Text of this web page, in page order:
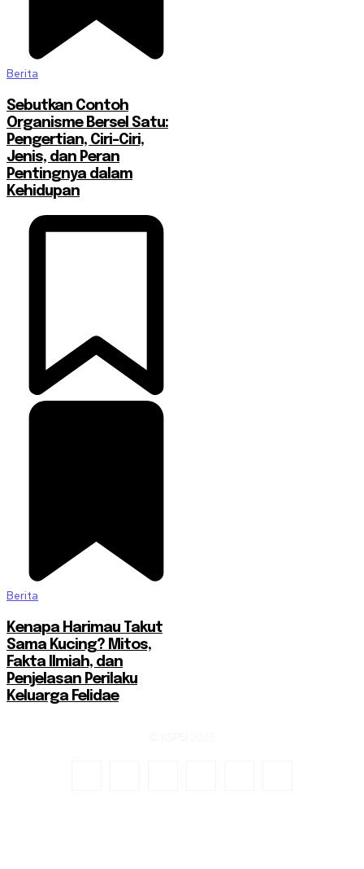
Berita
Sebutkan Contoh
Organisme Bersel Satu:
Pengertian, Ciri-Ciri,
Jenis, dan Peran
Pentingnya dalam
Kehidupan
Berita
Kenapa Harimau Takut
Sama Kucing? Mitos,
Fakta Ilmiah, dan
Penjelasan Perilaku
Keluarga Felidae